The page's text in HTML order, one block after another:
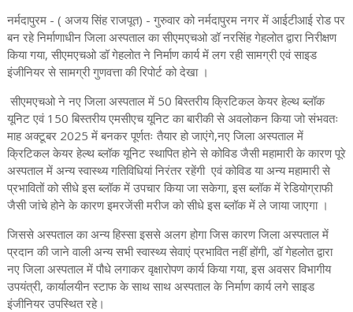
नर्मदापुरम - ( अजय सिंह राजपूत) - गुरुवार को नर्मदापुरम नगर में आईटीआई रोड पर
बन रहे निर्माणाधीन जिला अस्पताल का सीएमएचओ डॉ नरसिंह गेहलोत द्वारा निरीक्षण
किया गया, सीएमएचओ डॉ गेहलोत ने निर्माण कार्य में लग रही सामग्री एवं साइड
इंजीनियर से सामग्री गुणवत्ता की रिपोर्ट को देखा ।
सीएमएचओ ने नए जिला अस्पताल में 50 बिस्तरीय क्रिटिकल केयर हेल्थ ब्लॉक
यूनिट एवं 150 बिस्तरीय एमसीएच यूनिट का बारीकी से अवलोकन किया जो संभवतः
माह अक्टूबर 2025 में बनकर पूर्णतः तैयार हो जाएंगे,नए जिला अस्पताल में
क्रिटिकल केयर हेल्थ ब्लॉक यूनिट स्थापित होने से कोविड जैसी महामारी के कारण पूरे
अस्पताल में अन्य स्वास्थ्य गतिविधियां निरंतर रहेंगी एवं कोविड या अन्य महामारी से
प्रभावितों को सीधे इस ब्लॉक में उपचार किया जा सकेगा, इस ब्लॉक में रेडियोग्राफी
जैसी जांचे होने के कारण इमरजेंसी मरीज को सीधे इस ब्लॉक में ले जाया जाएगा ।
जिससे अस्पताल का अन्य हिस्सा इससे अलग होगा जिस कारण जिला अस्पताल में
प्रदान की जाने वाली अन्य सभी स्वास्थ्य सेवाएं प्रभावित नहीं होंगी, डॉ गेहलोत द्वारा
नए जिला अस्पताल में पौधे लगाकर वृक्षारोपण कार्य किया गया, इस अवसर विभागीय
उपयंत्री, कार्यालयीन स्टाफ के साथ साथ अस्पताल के निर्माण कार्य लगे साइड
इंजीनियर उपस्थित रहे।